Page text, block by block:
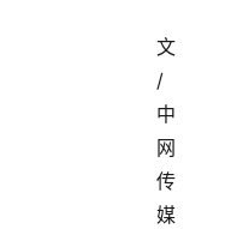
文
/
中
网
传
媒